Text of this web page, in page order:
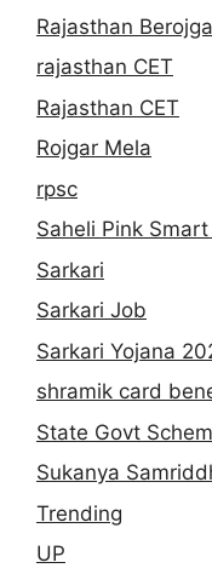
Rajasthan
rajasthan CET
Rajasthan CET
Rojgar Mela
rpsc
Saheli Pink
Sarkari
Sarkari Job
Sarkari Yojana
shramik card
State Govt
Sukanya
Trending
UP